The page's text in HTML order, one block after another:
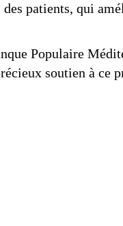
patients, qui
Populaire
soutien à ce